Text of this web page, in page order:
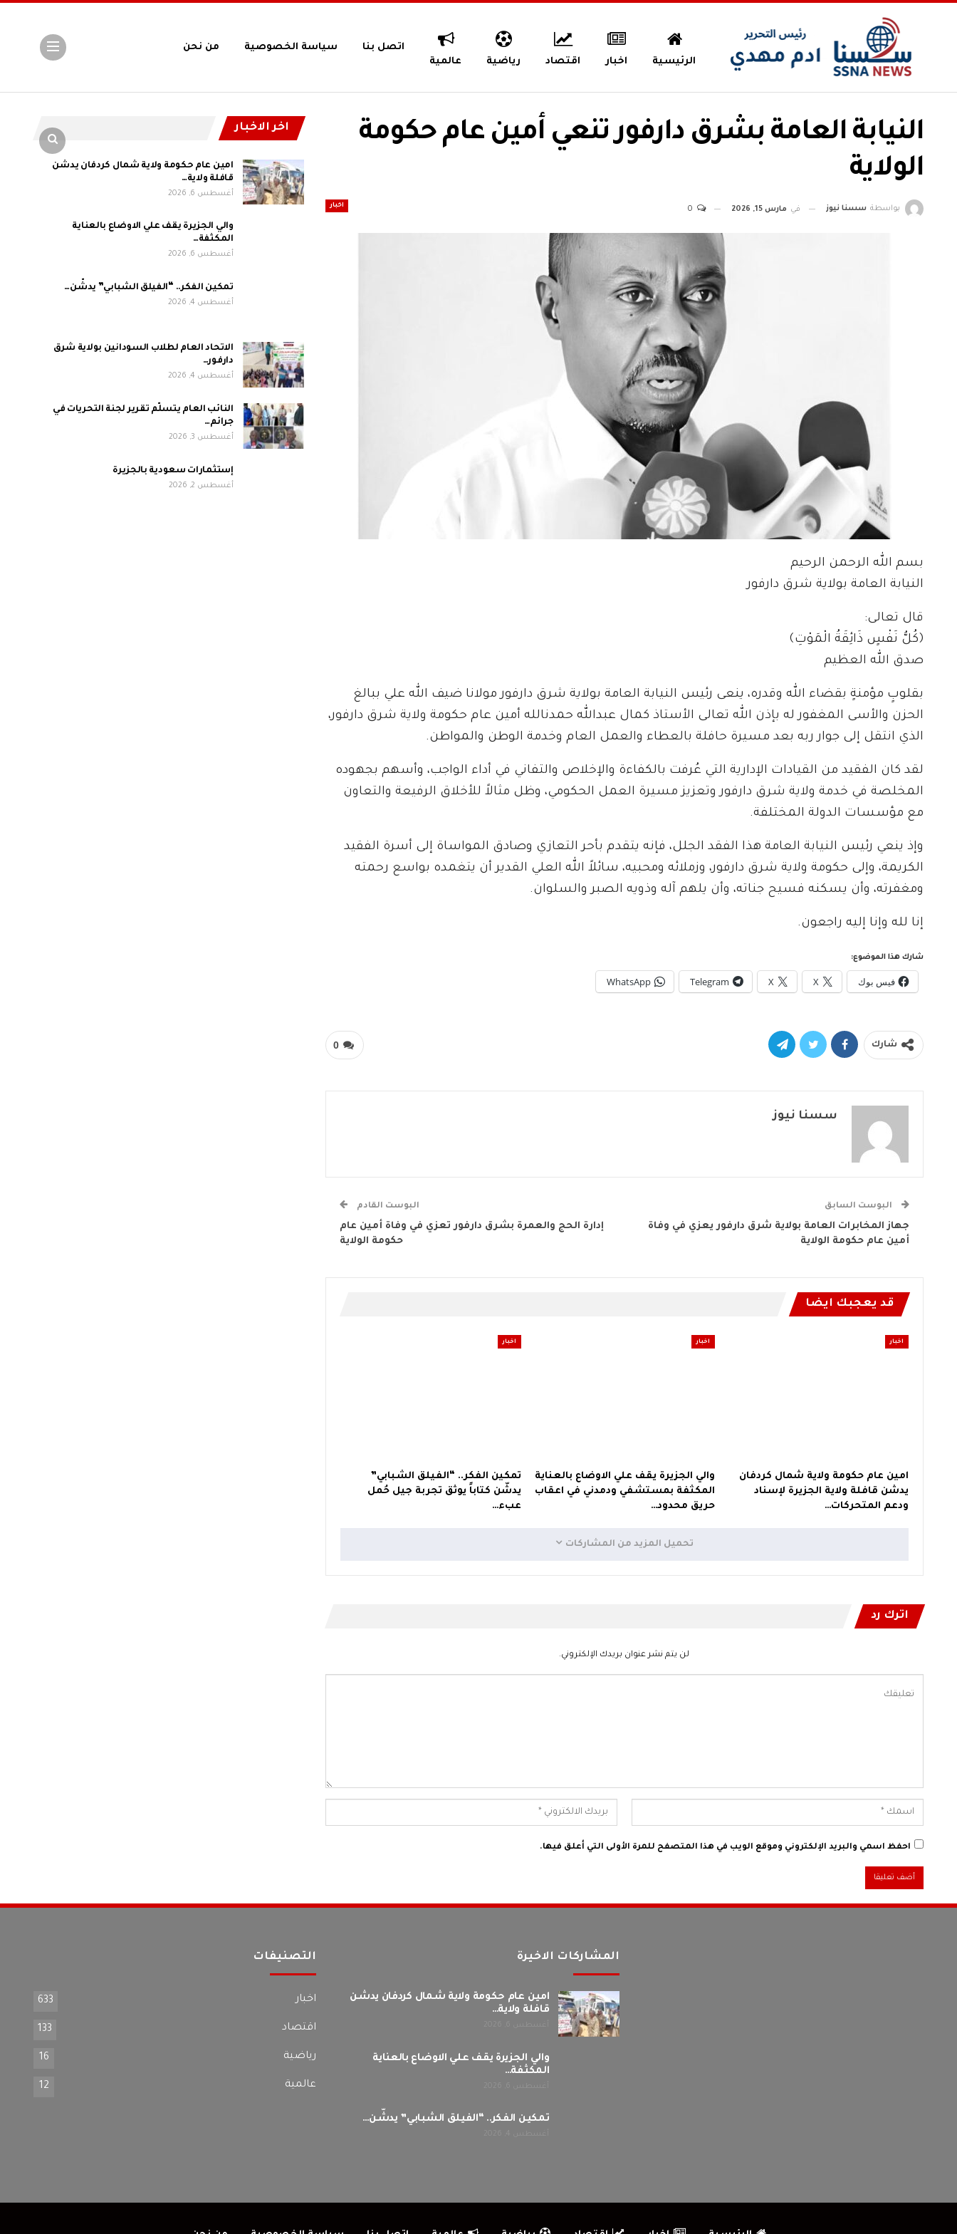
الرئيسية اخبار اقتصاد رياضية عالمية
اتصل بنا سياسة الخصوصية من نحن
النيابة العامة بشرق دارفور تنعي أمين عام حكومة
الولاية
اخبار بواسطة سسنا نيوز في مارس 15, 2026
بسم الله الرحمن الرحيم
النيابة العامة بولاية شرق دارفور
قال تعالى:
﴿كُلُّ نَفْسٍ ذَائِقَةُ الْمَوْتِ﴾
صدق الله العظيم
بقلوبٍ مؤمنةٍ بقضاء الله وقدره، ينعى رئيس النيابة العامة بولاية شرق دارفور مولانا ضيف الله علي ببالغ
الحزن والأسى المغفور له بإذن الله تعالى الأستاذ كمال عبدالله حمدنالله أمين عام حكومة ولاية شرق دارفور،
الذي انتقل إلى جوار ربه بعد مسيرة حافلة بالعطاء والعمل العام وخدمة الوطن والمواطن.
لقد كان الفقيد من القيادات الإدارية التي عُرفت بالكفاءة والإخلاص والتفاني في أداء الواجب، وأسهم بجهوده
المخلصة في خدمة ولاية شرق دارفور وتعزيز مسيرة العمل الحكومي، وظل مثالاً للأخلاق الرفيعة والتعاون
مع مؤسسات الدولة المختلفة.
وإذ ينعي رئيس النيابة العامة هذا الفقد الجلل، فإنه يتقدم بأحر التعازي وصادق المواساة إلى أسرة الفقيد
الكريمة، وإلى حكومة ولاية شرق دارفور، وزملائه ومحبيه، سائلاً الله العلي القدير أن يتغمده بواسع رحمته
ومغفرته، وأن يسكنه فسيح جناته، وأن يلهم آله وذويه الصبر والسلوان.
إنا لله وإنا إليه راجعون.
شارك هذا الموضوع:
فيس بوك X
X
Telegram
WhatsApp
0 شارك
سسنا نيوز
البوست السابق
جهاز المخابرات العامة بولاية شرق دارفور يعزي في وفاة
أمين عام حكومة الولاية
البوست القادم
إدارة الحج والعمرة بشرق دارفور تعزي في وفاة أمين عام
حكومة الولاية
قد يعجبك ايضا
اخبار
امين عام حكومة ولاية شمال كردفان
يدشن قافلة ولاية الجزيرة لإسناد
ودعم المتحركات…
اخبار
والي الجزيرة يقف علي الاوضاع بالعناية
المكثفة بمستشفي ودمدني في اعقاب
حريق محدود…
اخبار
تمكين الفكر.. “الفيلق الشبابي”
يدشّن كتاباً يوثق تجربة جيل حُمل
عبء…
تحميل المزيد من المشاركات
اترك رد
لن يتم نشر عنوان بريدك الإلكتروني.
احفظ اسمي والبريد الإلكتروني وموقع الويب في هذا المتصفح للمرة الأولى التي أعلق فيها.
اخر الاخبار
امين عام حكومة ولاية شمال كردفان يدشن
قافلة ولاية…
أغسطس 6, 2026
والي الجزيرة يقف علي الاوضاع بالعناية
المكثفة…
أغسطس 6, 2026
تمكين الفكر.. “الفيلق الشبابي” يدشّن…
أغسطس 4, 2026
الاتحاد العام لطلاب السودانين بولاية شرق
دارفور…
أغسطس 4, 2026
النائب العام يتسلّم تقرير لجنة التحريات في
جرائم…
أغسطس 3, 2026
إستثمارات سعودية بالجزيرة
أغسطس 2, 2026
المشاركات الاخيرة
امين عام حكومة ولاية شمال كردفان يدشن
قافلة ولاية…
والي الجزيرة يقف علي الاوضاع بالعناية
المكثفة…
تمكين الفكر.. “الفيلق الشبابي” يدشّن…
التصنيفات
اخبار 633
اقتصاد 133
رياضية 16
عالمية 12